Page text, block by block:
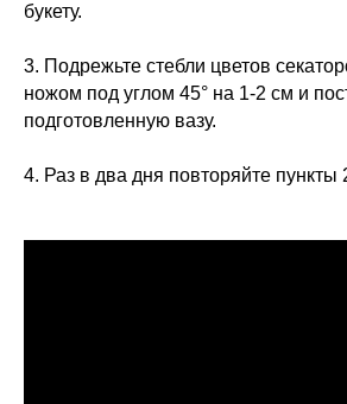
букету.
3. Подрежьте стебли цветов
ножом под углом 45° на 1-2 см и
подготовленную вазу.
4. Раз в два дня повторяйте пункты